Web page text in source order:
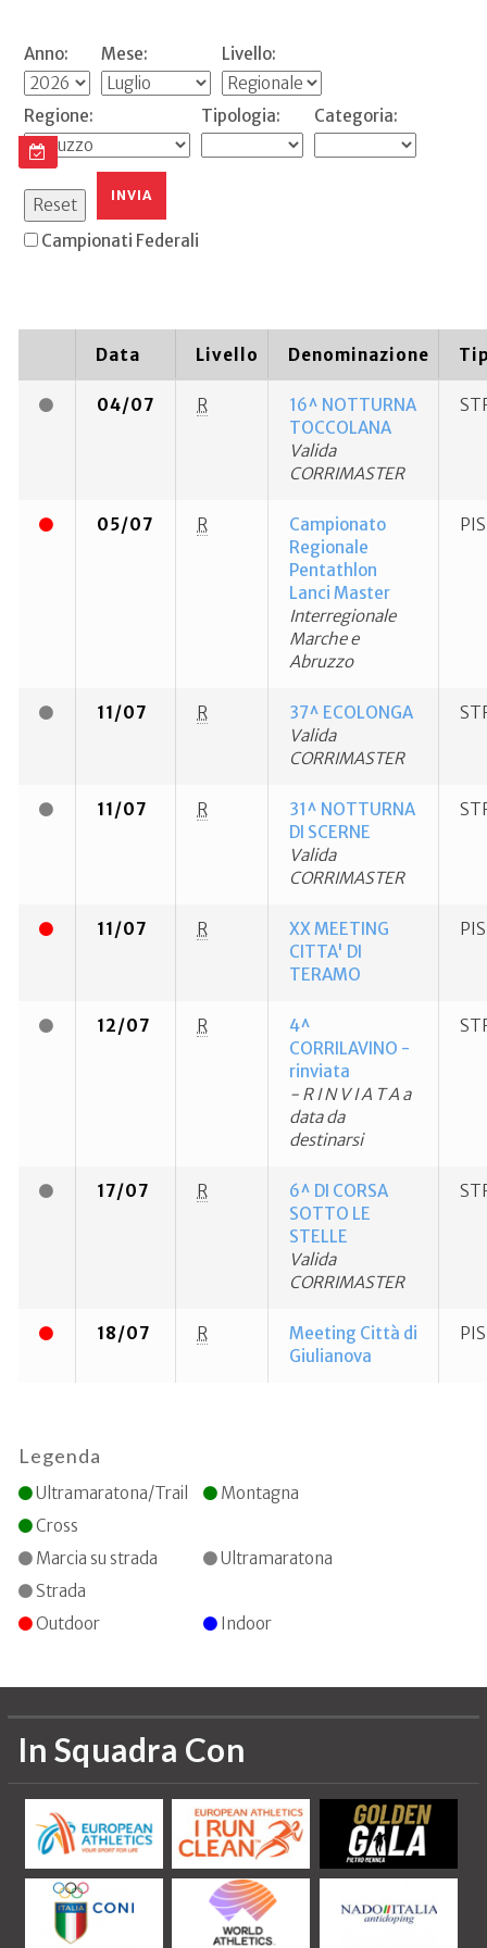
Anno: Mese: Livello:
Regione: Tipologia: Categoria:
Campionati Federali
Data Livello Denominazione
04/07 R
16^ NOTTURNA
TOCCOLANA
Valida
CORRIMASTER
05/07 R
Campionato
Regionale
Pentathlon
Lanci Master
Interregionale
Marche e
Abruzzo
11/07 R
37^ ECOLONGA
Valida
CORRIMASTER
11/07 R
31^ NOTTURNA
DI SCERNE
Valida
CORRIMASTER
11/07 R
XX MEETING
CITTA' DI
TERAMO
12/07 R
4^
CORRILAVINO -
rinviata
- R I N V I A T A a
data da
destinarsi
17/07 R
6^ DI CORSA
SOTTO LE
STELLE
Valida
CORRIMASTER
18/07 R
Meeting Città di
Giulianova
Legenda
Ultramaratona/Trail
Montagna
Cross
Marcia su strada
Ultramaratona
Strada
Outdoor
Indoor
In Squadra Con